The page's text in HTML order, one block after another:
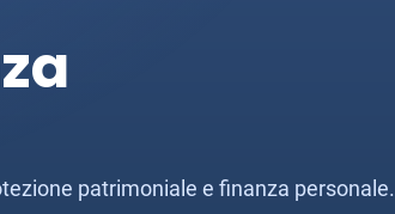
patrimoniale e finanza personale.